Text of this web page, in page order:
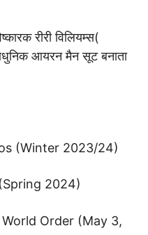
रीरी विलियम्स(
आयरन मैन सूट बनाता
(Winter 2023/24)
2024)
Order (May 3,